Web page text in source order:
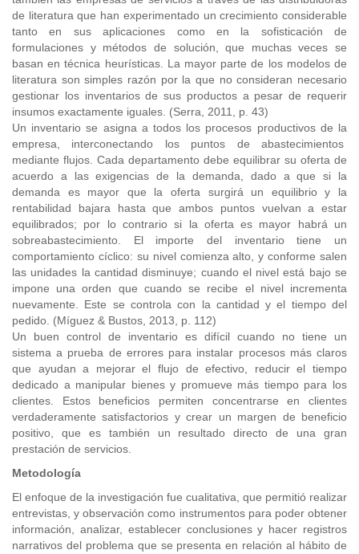
de literatura que han experimentado un crecimiento considerable
tanto en sus aplicaciones como en la sofisticación de
formulaciones y métodos de solución, que muchas veces se
basan en técnica heurísticas. La mayor parte de los modelos de
literatura son simples razón por la que no consideran necesario
gestionar los inventarios de sus productos a pesar de requerir
insumos exactamente iguales. (Serra, 2011, p. 43)
Un inventario se asigna a todos los procesos productivos de la
empresa, interconectando los puntos de abastecimientos
mediante flujos. Cada departamento debe equilibrar su oferta de
acuerdo a las exigencias de la demanda, dado a que si la
demanda es mayor que la oferta surgirá un equilibrio y la
rentabilidad bajara hasta que ambos puntos vuelvan a estar
equilibrados; por lo contrario si la oferta es mayor habrá un
sobreabastecimiento. El importe del inventario tiene un
comportamiento cíclico: su nivel comienza alto, y conforme salen
las unidades la cantidad disminuye; cuando el nivel está bajo se
impone una orden que cuando se recibe el nivel incrementa
nuevamente. Este se controla con la cantidad y el tiempo del
pedido. (Míguez & Bustos, 2013, p. 112)
Un buen control de inventario es difícil cuando no tiene un
sistema a prueba de errores para instalar procesos más claros
que ayudan a mejorar el flujo de efectivo, reducir el tiempo
dedicado a manipular bienes y promueve más tiempo para los
clientes. Estos beneficios permiten concentrarse en clientes
verdaderamente satisfactorios y crear un margen de beneficio
positivo, que es también un resultado directo de una gran
prestación de servicios.
Metodología
El enfoque de la investigación fue cualitativa, que permitió realizar
entrevistas, y observación como instrumentos para poder obtener
información, analizar, establecer conclusiones y hacer registros
narrativos del problema que se presenta en relación al hábito de